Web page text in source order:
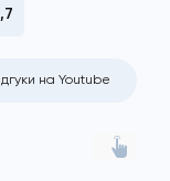
на Youtube